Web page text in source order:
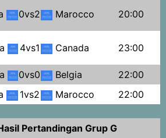
0vs2 Marocco 20:00
4vs1 Canada 23:00
0vs0 Belgia
22:00
1vs2 Marocco 22:00
Pertandingan Grup G